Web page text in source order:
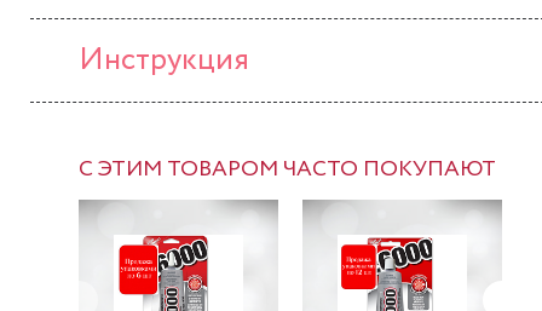
Инструкция
С ЭТИМ ТОВАРОМ ЧАСТО ПОКУПАЮТ